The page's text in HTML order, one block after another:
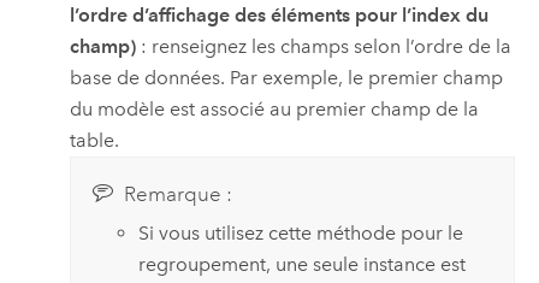
l’ordre d’affichage des éléments pour l’index du
champ) : renseignez les champs selon l’ordre de la
base de données. Par exemple, le premier champ
du modèle est associé au premier champ de la
table.
Remarque :
Si vous utilisez cette méthode pour le
regroupement, une seule instance est